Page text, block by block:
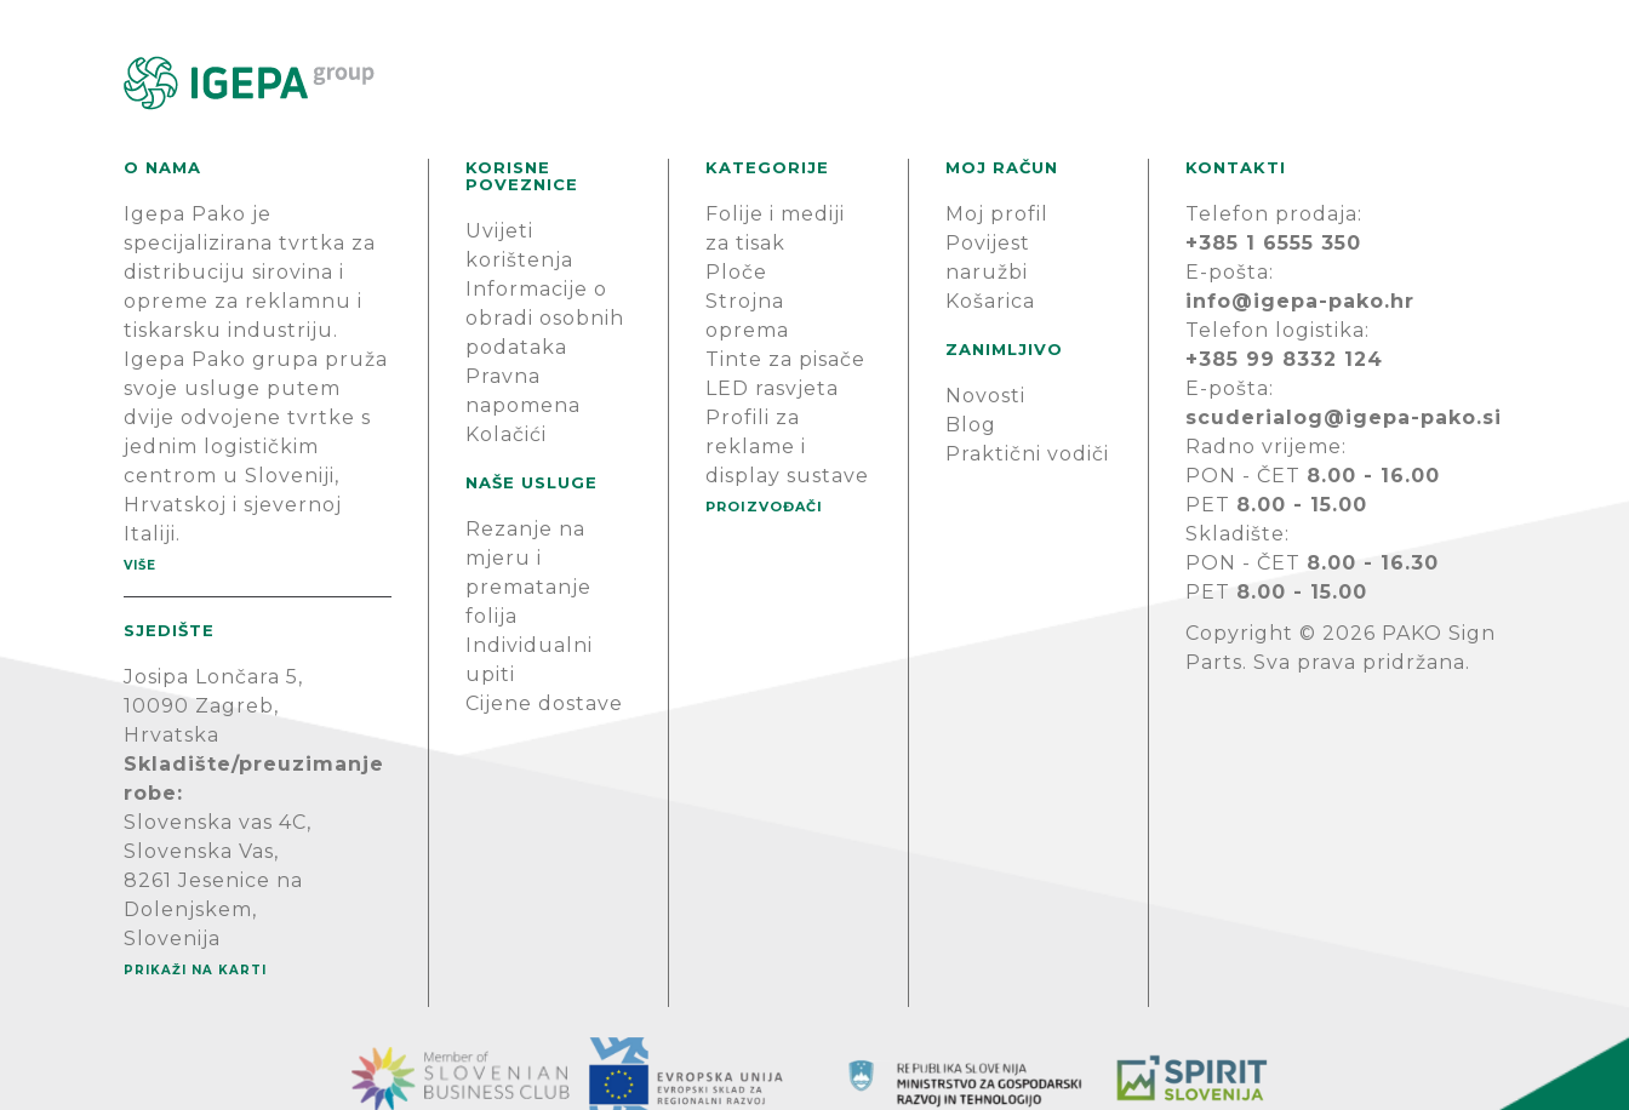
O NAMA
Igepa Pako je
specijalizirana tvrtka za
distribuciju sirovina i
opreme za reklamnu i
tiskarsku industriju.
Igepa Pako grupa pruža
svoje usluge putem
dvije odvojene tvrtke s
jednim logističkim
centrom u Sloveniji,
Hrvatskoj i sjevernoj
Italiji.
VIŠE
SJEDIŠTE
Josipa Lončara 5,
10090 Zagreb,
Hrvatska
Skladište/preuzimanje
robe:
Slovenska vas 4C,
Slovenska Vas,
8261 Jesenice na
Dolenjskem,
Slovenija
PRIKAŽI NA KARTI
KORISNE
POVEZNICE
Uvijeti
korištenja
Informacije o
obradi osobnih
podataka
Pravna
napomena
Kolačići
NAŠE USLUGE
Rezanje na
mjeru i
prematanje
folija
Individualni
upiti
Cijene dostave
KATEGORIJE
Folije i mediji
za tisak
Ploče
Strojna
oprema
Tinte za pisače
LED rasvjeta
Profili za
reklame i
display sustave
PROIZVOĐAČI
MOJ RAČUN
Moj profil
Povijest
naružbi
Košarica
ZANIMLJIVO
Novosti
Blog
Praktični vodiči
KONTAKTI
Telefon prodaja:
+385 1 6555 350
E-pošta:
info@igepa-pako.hr
Telefon logistika:
+385 99 8332 124
E-pošta:
scuderialog@igepa-pako.si
Radno vrijeme:
PON - ČET 8.00 - 16.00
PET 8.00 - 15.00
Skladište:
PON - ČET 8.00 - 16.30
PET 8.00 - 15.00
Copyright © 2026 PAKO Sign
Parts. Sva prava pridržana.